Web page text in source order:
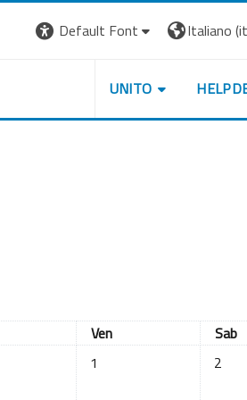
Default Font Italiano
UNITO
Venerdì
Ven Sabato
Sab
Nessun evento, venerdì 1
1 2